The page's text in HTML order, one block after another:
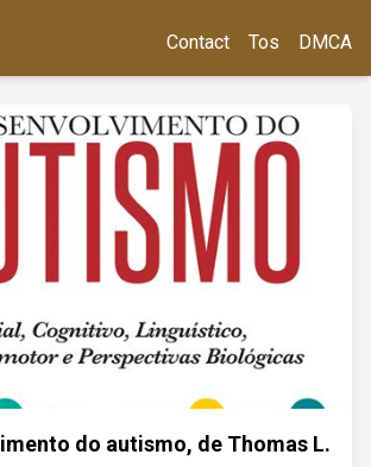
Contact Tos DMCA
do autismo, de Thomas L.